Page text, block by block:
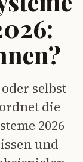
selbst
die
2026
und